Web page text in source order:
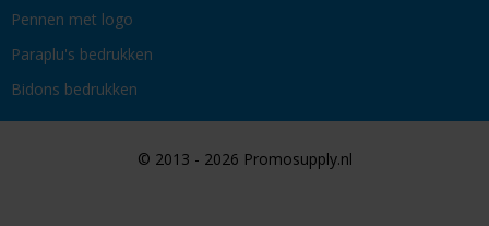
Pennen met logo
Paraplu's bedrukken
Bidons bedrukken
© 2013 - 2026 Promosupply.nl